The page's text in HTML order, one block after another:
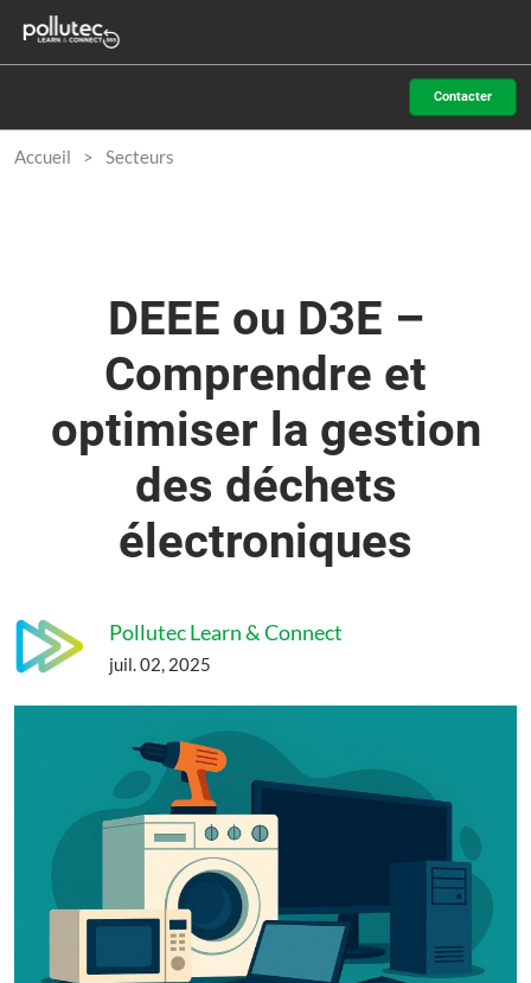
Accéder
au
contenu
Contacter
Accueil Secteurs
DEEE ou D3E –
Comprendre et
optimiser la gestion
des déchets
électroniques
Pollutec Learn & Connect
juil. 02, 2025